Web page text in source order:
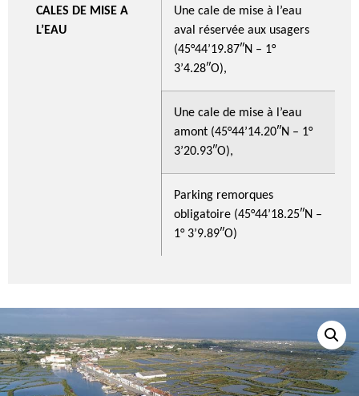
CALES DE MISE A
L’EAU
Une cale de mise à l’eau
aval réservée aux usagers
(45°44’19.87″N – 1°
3’4.28″O),
Une cale de mise à l’eau
amont (45°44’14.20″N – 1°
3’20.93″O),
Parking remorques
obligatoire (45°44’18.25″N –
1° 3’9.89″O)